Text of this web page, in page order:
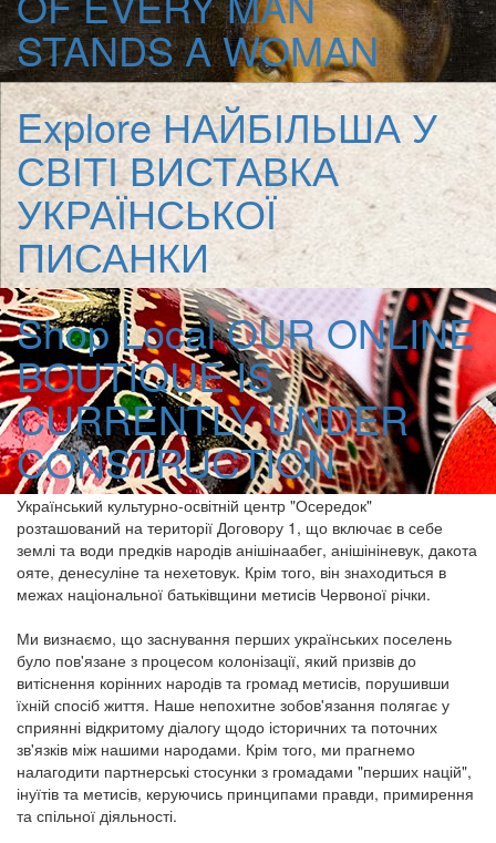
STANDS A WOMAN
ExploreНАЙБІЛЬША У
СВІТІ ВИСТАВКА
УКРАЇНСЬКОЇ
ПИСАНКИ
Shop LocalOUR ONLINE
BOUTIQUE IS
CURRENTLY UNDER
CONSTRUCTION
Український культурно-освітній центр "Осередок"
розташований на території Договору 1, що включає в себе
землі та води предків народів анішінаабег, анішініневук, дакота
ояте, денесуліне та нехетовук. Крім того, він знаходиться в
межах національної батьківщини метисів Червоної річки.
Ми визнаємо, що заснування перших українських поселень
було пов'язане з процесом колонізації, який призвів до
витіснення корінних народів та громад метисів, порушивши
їхній спосіб життя. Наше непохитне зобов'язання полягає у
сприянні відкритому діалогу щодо історичних та поточних
зв'язків між нашими народами. Крім того, ми прагнемо
налагодити партнерські стосунки з громадами "перших націй",
інуїтів та метисів, керуючись принципами правди, примирення
та спільної діяльності.